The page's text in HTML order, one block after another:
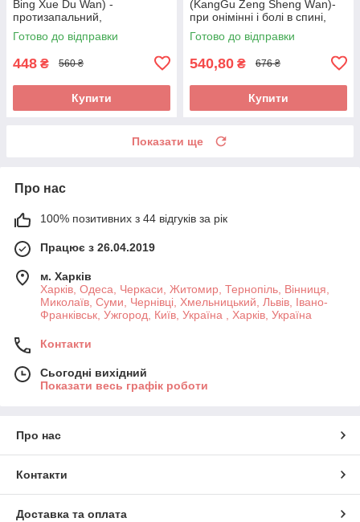
Bing Xue Du Wan) -
протизапальний,
протиалергічний,
протисвербіжний,
Готово до відправки
448 ₴ 560 ₴
Купити
(KangGu Zeng Sheng Wаn)-
при онімінні і болі в спині,
остеохондрозі, радикуліті,
протрузії
Готово до відправки
540,80 ₴ 676 ₴
Купити
Показати ще
Про нас
100% позитивних з 44 відгуків за рік
Працює з 26.04.2019
м. Харків
Харків, Одеса, Черкаси, Житомир, Тернопіль, Вінниця,
Миколаїв, Суми, Чернівці, Хмельницький, Львів, Івано-
Франківськ, Ужгород, Київ, Україна , Харків, Україна
Контакти
Сьогодні вихідний
Показати весь графік роботи
Про нас
Контакти
Доставка та оплата